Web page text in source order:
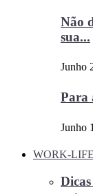
Não
sua...
Junho
Para
Junho
WORK-